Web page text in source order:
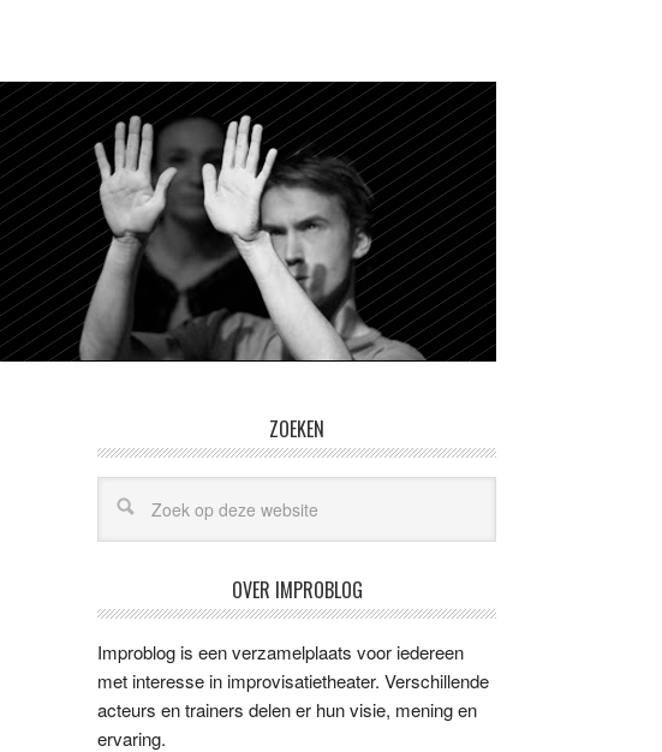
ZOEKEN
OVER IMPROBLOG
Improblog is een verzamelplaats voor iedereen
met interesse in improvisatietheater. Verschillende
acteurs en trainers delen er hun visie, mening en
ervaring.